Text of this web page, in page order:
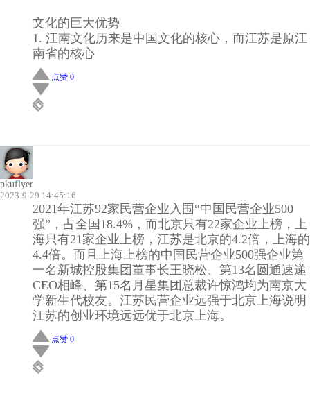
文化的巨大优势
1. 江南文化历来是中国文化的核心，而江苏是原江
南省的核心
点赞 0
pkuflyer
2023-9-29 14:45:16
2021年江苏92家民营企业入围“中国民营企业500
强”，占全国18.4%，而北京只有22家企业上榜，上
海只有21家企业上榜，江苏是北京的4.2倍，上海的
4.4倍。而且上海上榜的中国民营企业500强企业第
一名新城控股集团董事长王晓松、第13名圆通速递
CEO相峰、第15名月星集团总裁许惊鸿均为南京大
学新生代校友。江苏民营企业远强于北京上海说明
江苏的创业环境远远优于北京上海。
点赞 0